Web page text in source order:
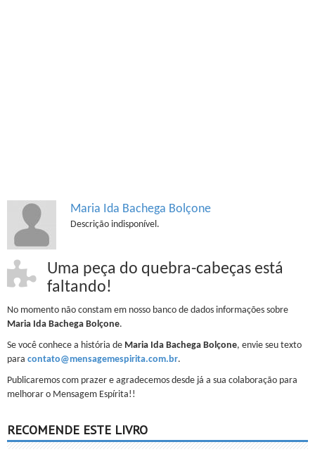
Maria Ida Bachega Bolçone
Descrição indisponível.
Uma peça do quebra-cabeças está
faltando!
No momento não constam em nosso banco de dados informações sobre
Maria Ida Bachega Bolçone.
Se você conhece a história de Maria Ida Bachega Bolçone, envie seu texto
para contato@mensagemespirita.com.br.
Publicaremos com prazer e agradecemos desde já a sua colaboração para
melhorar o Mensagem Espírita!!
RECOMENDE ESTE LIVRO